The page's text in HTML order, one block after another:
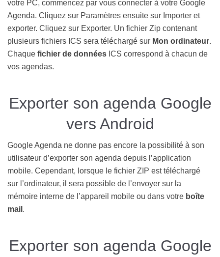
votre PC, commencez par vous connecter à votre Google
Agenda. Cliquez sur Paramètres ensuite sur Importer et
exporter. Cliquez sur Exporter. Un fichier Zip contenant
plusieurs fichiers ICS sera téléchargé sur Mon ordinateur.
Chaque fichier de données ICS correspond à chacun de
vos agendas.
Exporter son agenda Google
vers Android
Google Agenda ne donne pas encore la possibilité à son
utilisateur d’exporter son agenda depuis l’application
mobile. Cependant, lorsque le fichier ZIP est téléchargé
sur l’ordinateur, il sera possible de l’envoyer sur la
mémoire interne de l’appareil mobile ou dans votre boîte
mail .
Exporter son agenda Google